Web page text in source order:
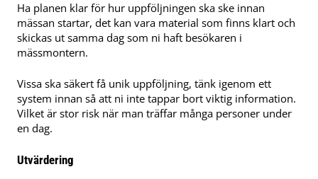
Ha planen klar för hur uppföljningen ska ske innan
mässan startar, det kan vara material som finns klart och
skickas ut samma dag som ni haft besökaren i
mässmontern.
Vissa ska säkert få unik uppföljning, tänk igenom ett
system innan så att ni inte tappar bort viktig information.
Vilket är stor risk när man träffar många personer under
en dag.
Utvärdering